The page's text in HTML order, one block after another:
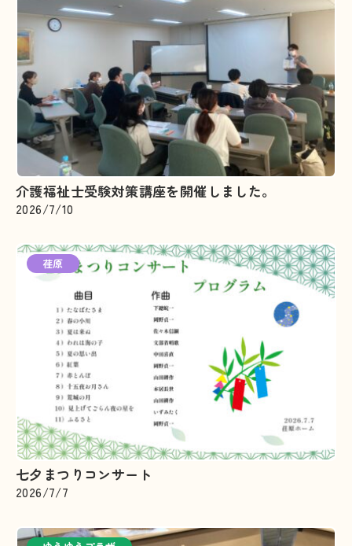
介護福祉士受験対策講座を開催しました。
2026/7/10
荏原
七夕まつりコンサート
2026/7/7